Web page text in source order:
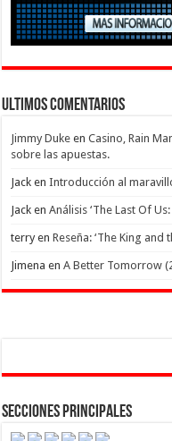
Ultimos Comentarios
Jimmy Duke enCasino, Rain
sobre las apuestas.
Jack enIntroducción al
Jack enAnálisis ‘The Last Of
terryenReseña: ‘The King and
Jimena enA Better Tomorrow
Secciones Principales